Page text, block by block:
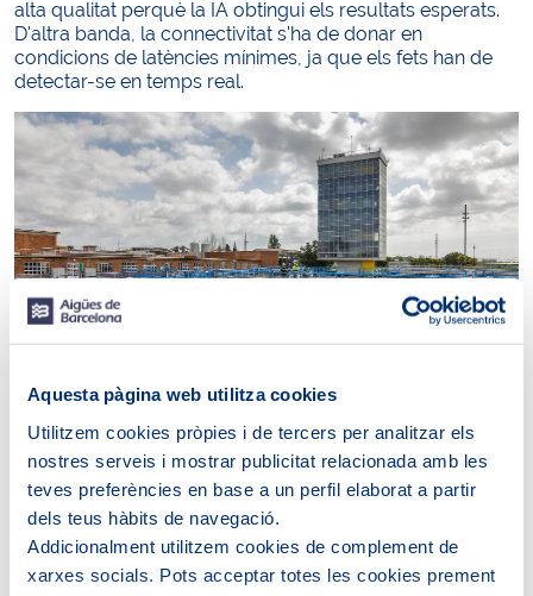
Aquesta pàgina web utilitza cookies
Utilitzem cookies pròpies i de tercers per analitzar els
nostres serveis i mostrar publicitat relacionada amb les
teves preferències en base a un perfil elaborat a partir
dels teus hàbits de navegació.
Addicionalment utilitzem cookies de complement de
xarxes socials. Pots acceptar totes les cookies prement
alta qualitat perquè la IA obtingui els resultats esperats.
D'altra banda, la connectivitat s'ha de donar en
condicions de latències mínimes, ja que els fets han de
detectar-se en temps real.
Segons la directora d'innovació d'Aigües de Barcelona,
Catalina Balseiro , “Disposar d'entorns de cloud pròxims
com l’edge computing de Telefónica junt amb
l'ús de la
tecnologia 5G permet optimitzar les tasques de seguretat